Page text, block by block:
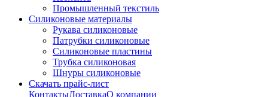
Промышленный текстиль
Силиконовые материалы
Рукава силиконовые
Патрубки силиконовые
Силиконовые пластины
Трубка силиконовая
Шнуры силиконовые
Скачать прайс-лист
КонтактыДоставкаО компании